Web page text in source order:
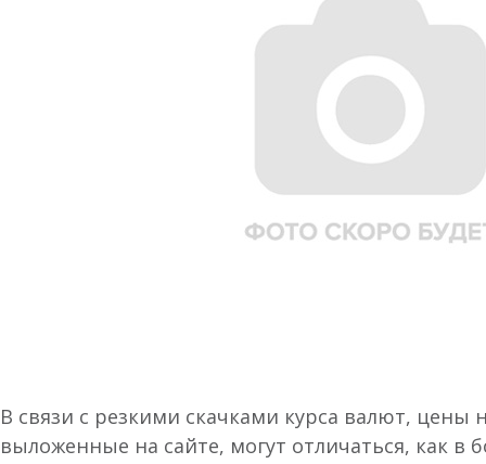
В связи с резкими скачками курса валют, цены
выложенные на сайте, могут отличаться, как в